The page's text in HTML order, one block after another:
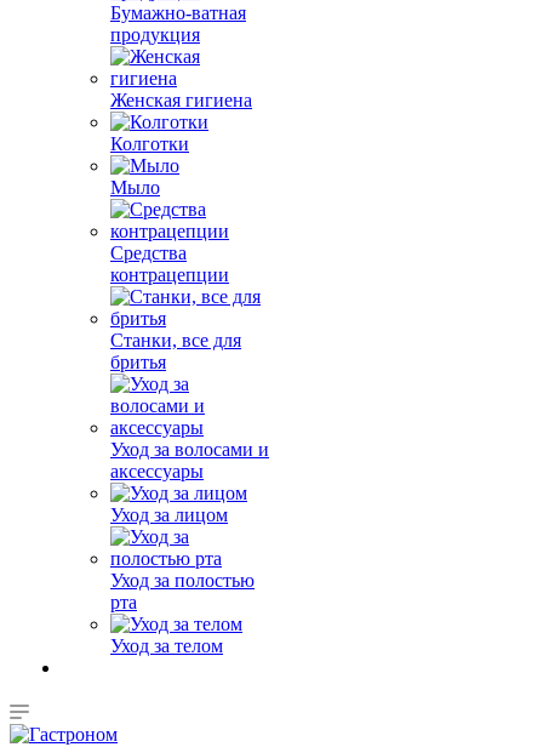
Бумажно-ватная
продукция
Женская гигиена
Колготки
Мыло
Средства
контрацепции
Станки, все для
бритья
Уход за волосами и
аксессуары
Уход за лицом
Уход за полостью
рта
Уход за телом